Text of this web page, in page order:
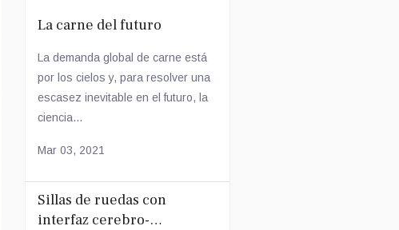
La carne del futuro
La demanda global de carne está
por los cielos y, para resolver una
escasez inevitable en el futuro, la
ciencia...
Mar 03, 2021
Sillas de ruedas con
interfaz cerebro-